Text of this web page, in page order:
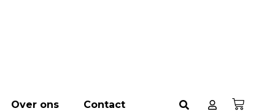
Over ons Contact